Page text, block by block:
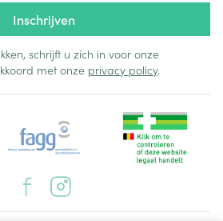
een stof door de nieren
in bloedtesten)
van de huid aan zonlicht,
galstenen
(moeheid)
Inschrijven
schrijft u zich in voor onze
met onze privacy policy.